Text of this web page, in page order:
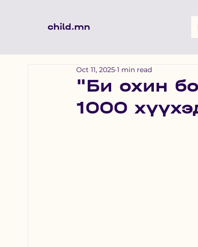
child.mn
"Би охин
1000
Oct 11, 2025 1 min read